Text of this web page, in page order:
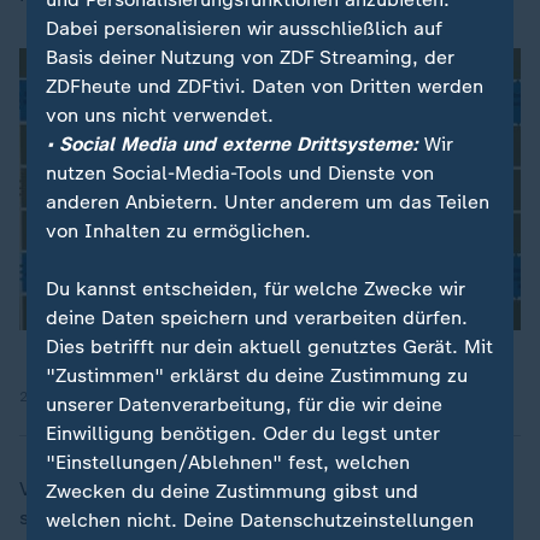
22.05.2025 | 29:49 min
Vielleicht gibt es etwas, über das auch Sie einmal
schamlos reden sollten? Nur Mut!
Dabei personalisieren wir ausschließlich auf
Basis deiner Nutzung von ZDF Streaming, der
ZDFheute und ZDFtivi. Daten von Dritten werden
von uns nicht verwendet.
• Social Media und externe Drittsysteme:Wir
nutzen Social-Media-Tools und Dienste von
anderen Anbietern. Unter anderem um das Teilen
von Inhalten zu ermöglichen.
Du kannst entscheiden, für welche Zwecke wir
deine Daten speichern und verarbeiten dürfen.
Dies betrifft nur dein aktuell genutztes Gerät. Mit
"Zustimmen" erklärst du deine Zustimmung zu
unserer Datenverarbeitung, für die wir deine
Einwilligung benötigen. Oder du legst unter
"Einstellungen/Ablehnen" fest, welchen
Zwecken du deine Zustimmung gibst und
welchen nicht. Deine Datenschutzeinstellungen